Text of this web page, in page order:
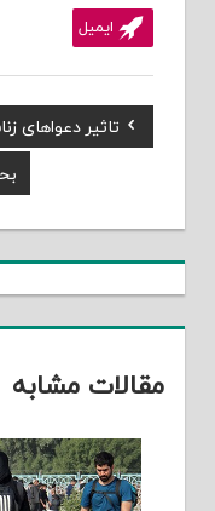
ایمیل
راهبری
Previous
Post:
تاثیر دعواهای
مقالات مشابه